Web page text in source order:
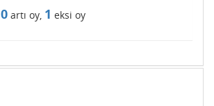
0 artı oy, 1 eksi oy